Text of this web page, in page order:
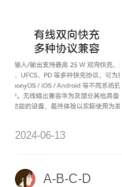
2024-06-13
A-B-C-D